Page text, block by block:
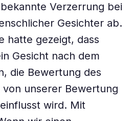
Verzerrung bei
Gesichter ab.
hatte gezeigt, dass
Gesicht nach dem
die Bewertung des
unserer Bewertung
wird. Mit